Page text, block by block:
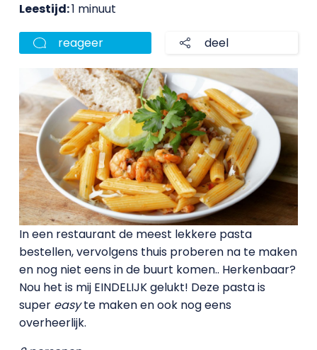
Leestijd:1 minuut
reageer deel
In een restaurant de meest lekkere pasta
bestellen, vervolgens thuis proberen na te maken
en nog niet eens in de buurt komen.. Herkenbaar?
Nou het is mij EINDELIJK gelukt! Deze pasta is
super easyte maken en ook nog eens
overheerlijk.